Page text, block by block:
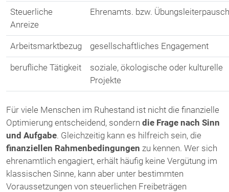
Steuerliche
Anreize
Ehrenamts. bzw.
Arbeitsmarktbezug gesellschaftliches Engagement
berufliche Tätigkeit
soziale, ökologische oder kulturelle
Projekte
Für viele Menschen im Ruhestand ist nicht die finanzielle
Optimierung entscheidend, sondern die Frage nach Sinn
und Aufgabe. Gleichzeitig kann es hilfreich sein, die
finanziellen Rahmenbedingungen zu kennen. Wer sich
ehrenamtlich engagiert, erhält häufig keine Vergütung im
klassischen Sinne, kann aber unter bestimmten
Voraussetzungen von steuerlichen Freibeträgen